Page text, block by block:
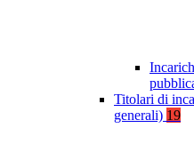
Titolari di
generali) 19